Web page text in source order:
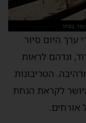
בסיור
ערך היום סיור
ונדהם לראות
הטריבונות
לקראת הנחת
אורחים.